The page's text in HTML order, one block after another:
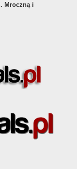
Mroczną i